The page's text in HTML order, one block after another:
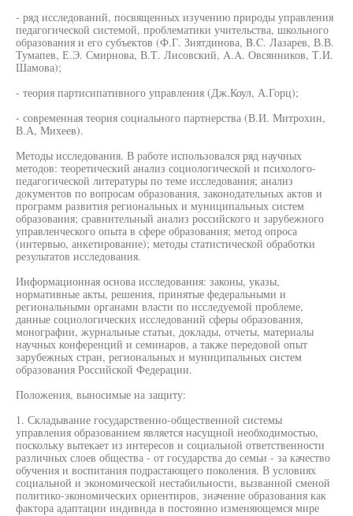
- ряд исследований, посвященных изучению природы управления
педагогической системой, проблематики учительства, школьного
образования и его субъектов (Ф.Г. Зиятдинова, B.C. Лазарев, В.В.
Тумапев, Е.Э. Смирнова, В.Т. Лисовский, A.A. Овсянников, Т.И.
Шамова);
- теория партисипативного управления (Дж.Коул, А.Горц);
- современная теория социального партнерства (В.И. Митрохин,
В.А, Михеев).
Методы исследования. В работе использовался ряд научных
методов: теоретический анализ социологической и психолого-
педагогической литературы по теме исследования; анализ
документов по вопросам образования, законодательных актов и
программ развития региональных и муниципальных систем
образования; сравнительный анализ российского и зарубежного
управленческого опыта в сфере образования; метод опроса
(интервью, анкетирование); методы статистической обработки
результатов исследования.
Информационная основа исследования: законы, указы,
нормативные акты, решения, принятые федеральными и
региональными органами власти по исследуемой проблеме,
данные социологических исследований сферы образования,
монографии, журнальные статьи, доклады, отчеты, материалы
научных конференций и семинаров, а также передовой опыт
зарубежных стран, региональных и муниципальных систем
образования Российской Федерации.
Положения, выносимые на защиту:
1. Складывание государственно-общественной системы
управления образованием является насущной необходимостью,
поскольку вытекает из интересов и социальной ответственности
различных слоев общества - от государства до семьи - за качество
обучения и воспитания подрастающего поколения. В условиях
социальной и экономической нестабильности, вызванной сменой
политико-экономических ориентиров, значение образования как
фактора адаптации индивида в постоянно изменяющемся мире